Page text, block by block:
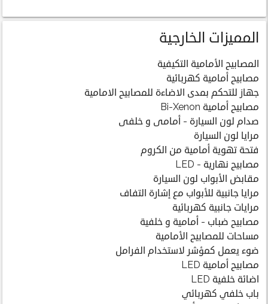
المميزات الخارجية
المصابيح الأمامية التكيفية
مصابيح أمامية كهربائية
جهاز للتحكم بمدى الاضاءة للمصابيح الامامية
مصابيح أمامية Bi-Xenon
صدام لون السيارة - أمامى و خلفى
مرايا لون السيارة
فتحة تهوية أمامية من الكروم
مصابيح نهارية - LED
مقابض الأبواب لون السيارة
مرايا جانبية للأبواب مع إشارة التفاف
مرايات جانبية كهربائية
مصابيح ضباب - أمامية و خلفية
مساحات للمصابيح الأمامية
ضوء يعمل كمؤشر لاستخدام الفرامل
مصابيح أمامية LED
اضائة خلفية LED
باب خلفي كهربائي